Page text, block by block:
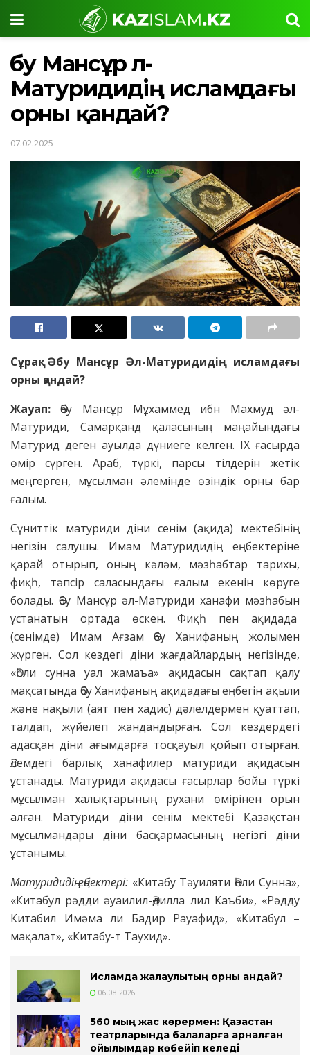
Әбу Мансұр Әл-
Матуридидің исламдағы
орны қандай?
07.02.2025
Сұрақ: Әбу Мансұр Әл-Матуридидің исламдағы
орны қандай?
Жауап: Әбу Мансұр Мұхаммед ибн Махмуд әл-
Матуриди, Самарқанд қаласының маңайындағы
Матурид деген ауылда дүниеге келген. IX ғасырда
өмір сүрген. Араб, түркі, парсы тілдерін жетік
меңгерген, мұсылман әлемінде өзіндік орны бар
ғалым.
Сүниттік матуриди діни сенім (ақида) мектебінің
негізін салушы. Имам Матуридидің еңбектеріне
қарай отырып, оның кәләм, мәзһабтар тарихы,
фиқһ, тәпсір саласындағы ғалым екенін көруге
болады. Әбу Мансұр әл-Матуриди ханафи мәзһабын
ұстанатын ортада өскен. Фиқһ пен ақидада
(сенімде) Имам Ағзам Әбу Ханифаның жолымен
жүрген. Сол кездегі діни жағдайлардың негізінде,
«Әһли сунна уал жамаъа» ақидасын сақтап қалу
мақсатында Әбу Ханифаның ақидадағы еңбегін ақыли
және нақыли (аят пен хадис) дәлелдермен қуаттап,
талдап, жүйелеп жандандырған. Сол кездердегі
адасқан діни ағымдарға тосқауыл қойып отырған.
Әлемдегі барлық ханафилер матуриди ақидасын
ұстанады. Матуриди ақидасы ғасырлар бойы түркі
мұсылман халықтарының рухани өмірінен орын
алған. Матуриди діни сенім мектебі Қазақстан
мұсылмандары діни басқармасының негізгі діни
ұстанымы.
Матуридидің еңбектері:«Китабу Тәуиляти Әһли Сунна»,
«Китабул рәдди әуаилил-Әдилла лил Каъби», «Рәдду
Китабил Имәма ли Бадир Рауафид», «Китабул –
мақалат», «Китабу-т Таухид».
Исламда жалқаулықтың орны қандай?
06.08.2026
560 мың жас көрермен: Қазақстан
театрларында балаларға арналған
қойылымдар көбейіп келеді